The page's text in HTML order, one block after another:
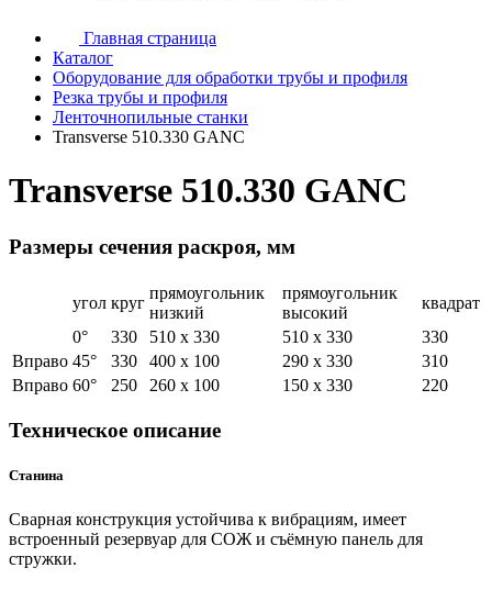
Главная страница
Каталог
Оборудование для обработки трубы и профиля
Резка трубы и профиля
Ленточнопильные станки
Transverse 510.330 GANC
Transverse 510.330 GANC
Размеры сечения раскроя, мм
угол круг
прямоугольник
низкий
прямоугольник
высокий
квадрат
0°
330 510 х 330 510 х 330
330
Вправо 45° 330 400 х 100 290 х 330
310
Вправо 60° 250 260 х 100 150 х 330 220
Техническое описание
Станина
Сварная конструкция устойчива к вибрациям, имеет
встроенный резервуар для СОЖ и съёмную панель для
стружки.